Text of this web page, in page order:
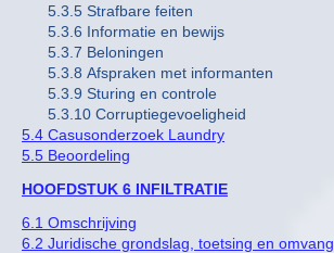
5.3.5 Strafbare feiten
5.3.6 Informatie en bewijs
5.3.7 Beloningen
5.3.8 Afspraken met informanten
5.3.9 Sturing en controle
5.3.10 Corruptiegevoeligheid
5.4 Casusonderzoek Laundry
5.5 Beoordeling
HOOFDSTUK 6 INFILTRATIE
6.1 Omschrijving
6.2 Juridische grondslag, toetsing en omvang